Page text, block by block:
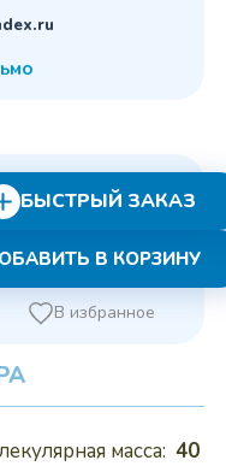
В КОРЗИНУ
БЫСТРЫЙ ЗАКАЗ
В избранное
масса: 40